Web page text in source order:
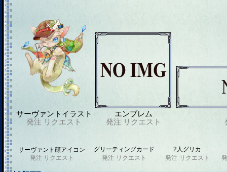
サーヴァントイラスト
発注 リクエスト
エンブレム
発注 リクエスト
サーヴァント顔アイコン
発注 リクエスト
グリーティングカード
発注 リクエスト
2人グリカ
発注 リクエスト